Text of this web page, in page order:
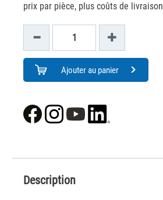
prix par pièce, plus coûts de livraison
Ajouter au panier
Description